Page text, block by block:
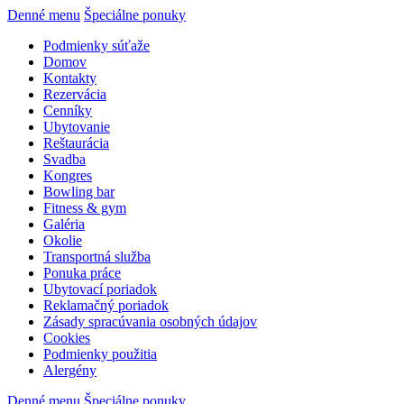
Denné menu Špeciálne ponuky
Podmienky súťaže
Domov
Kontakty
Rezervácia
Cenníky
Ubytovanie
Reštaurácia
Svadba
Kongres
Bowling bar
Fitness & gym
Galéria
Okolie
Transportná služba
Ponuka práce
Ubytovací poriadok
Reklamačný poriadok
Zásady spracúvania osobných údajov
Cookies
Podmienky použitia
Alergény
Denné menu Špeciálne ponuky